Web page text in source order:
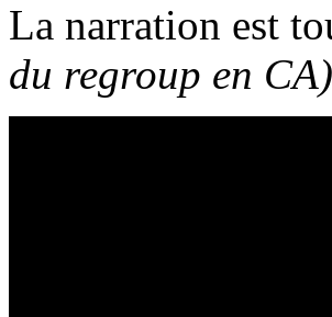
La narration est
du regroup en CA)